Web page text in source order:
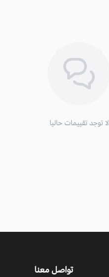
لا توجد تقييمات حاليا
تواصل معنا